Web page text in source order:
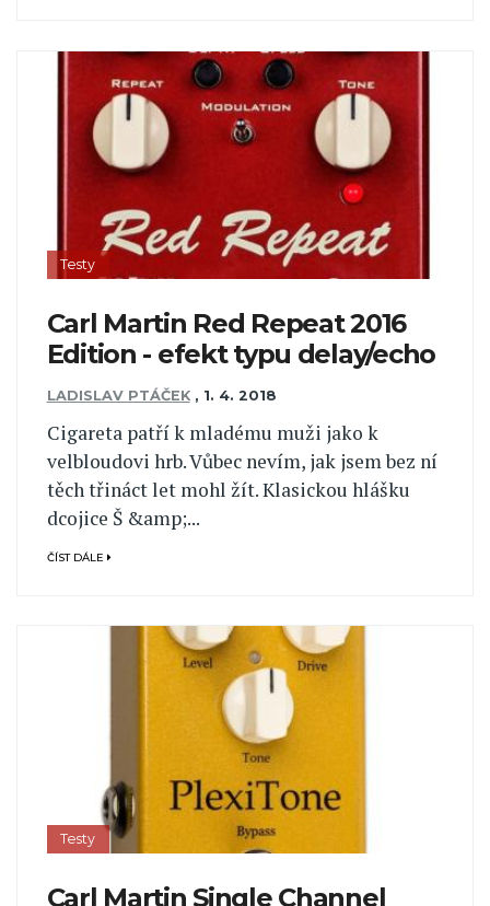
Testy
Carl Martin Red Repeat 2016
Edition - efekt typu delay/echo
LADISLAV PTÁČEK , 1. 4. 2018
Cigareta patří k mladému muži jako k
velbloudovi hrb. Vůbec nevím, jak jsem bez ní
těch třináct let mohl žít. Klasickou hlášku
dcojice Š &amp;...
ČÍST DÁLE
Testy
Carl Martin Single Channel